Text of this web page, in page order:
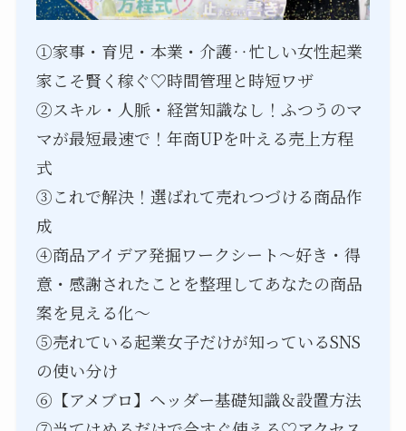
①家事・育児・本業・介護‥忙しい女性起業
家こそ賢く稼ぐ♡時間管理と時短ワザ
②スキル・人脈・経営知識なし！ふつうのマ
マが最短最速で！年商UPを叶える売上方程
式
③これで解決！選ばれて売れつづける商品作
成
④商品アイデア発掘ワークシート～好き・得
意・感謝されたことを整理してあなたの商品
案を見える化～
⑤売れている起業女子だけが知っているSNS
の使い分け
⑥【アメブロ】ヘッダー基礎知識＆設置方法